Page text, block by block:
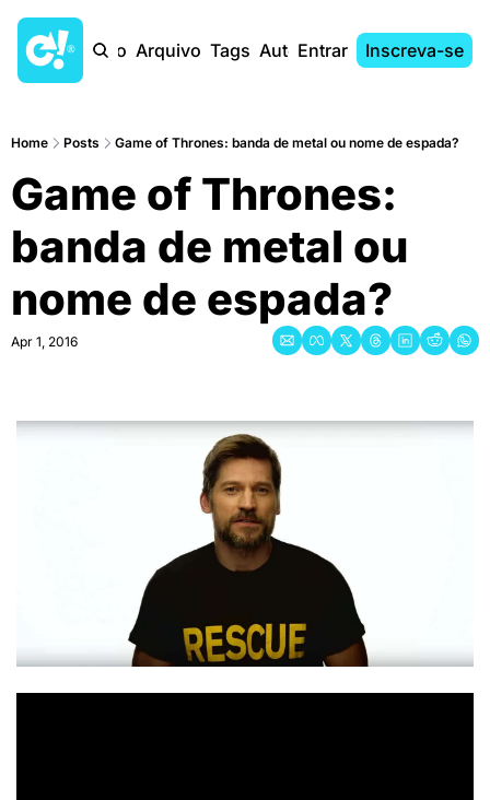
Início Arquivo Tags AutoresEntrar Inscreva-se
Home Posts Game of Thrones: banda de metal ou nome de espada?
Game of Thrones:
banda de metal ou
nome de espada?
Apr 1, 2016